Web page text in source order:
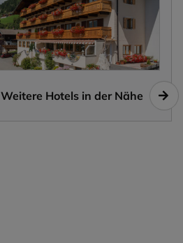
Weitere Hotels in der Nähe